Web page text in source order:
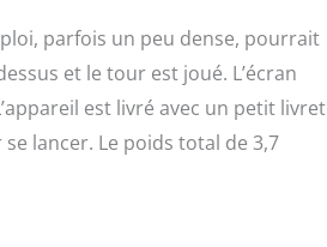
parfois un peu dense, pourrait
et le tour est joué. L’écran
est livré avec un petit livret
lancer. Le poids total de 3,7